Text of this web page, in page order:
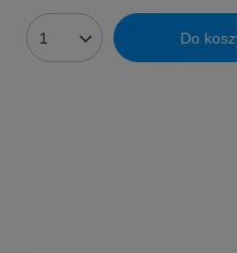
Ilość produktów Do